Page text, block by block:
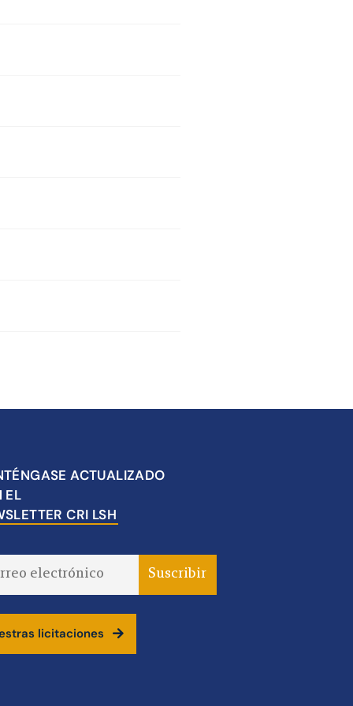
ACTUALIZADO
EL
CRI LSH
licitaciones